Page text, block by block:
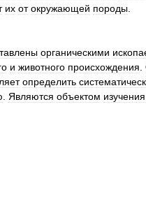
их от окружающей породы
органическими
и животного происхождения
определить
Являются объектом изучения